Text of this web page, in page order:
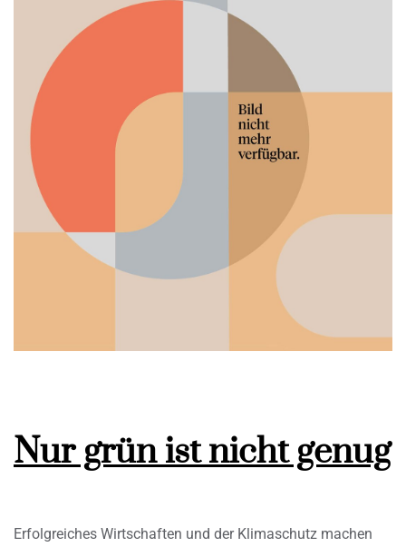
Nur grün ist nicht genug
Erfolgreiches Wirtschaften und der Klimaschutz machen